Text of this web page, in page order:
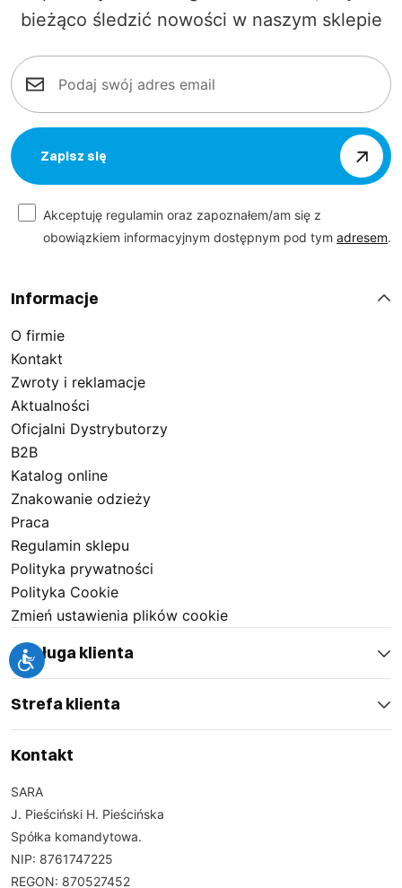
bieżąco śledzić nowości w naszym sklepie
Zapisz się
Akceptuję regulamin oraz zapoznałem/am się z
obowiązkiem informacyjnym dostępnym pod tym adresem.
Informacje
O firmie
Kontakt
Zwroty i reklamacje
Aktualności
Oficjalni Dystrybutorzy
B2B
Katalog online
Znakowanie odzieży
Praca
Regulamin sklepu
Polityka prywatności
Polityka Cookie
Zmień ustawienia plików cookie
Obsługa klienta
Strefa klienta
Kontakt
SARA
J. Pieściński H. Pieścińska
Spółka komandytowa.
NIP: 8761747225
REGON: 870527452